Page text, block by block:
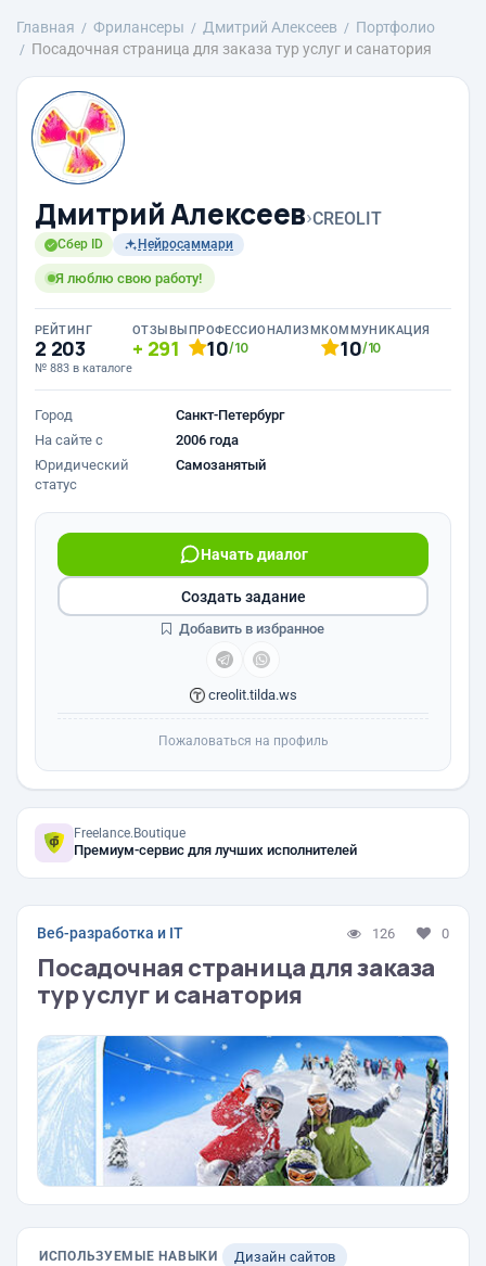
Главная Фрилансеры Дмитрий Алексеев
Портфолио
Посадочная страница для заказа тур услуг и санатория
Дмитрий Алексеев›CREOLIT
Сбер ID Нейросаммари
Я люблю свою работу!
РЕЙТИНГ
2 203
№ 883 в каталоге
ОТЗЫВЫ
291
ПРОФЕССИОНАЛИЗМ
10/10
КОММУНИКАЦИЯ
10/10
Город
Санкт-Петербург
На сайте с
2006 года
Юридический
статус
Самозанятый
Начать диалог
creolit.tilda.ws
Создать задание
Добавить в избранное
Пожаловаться на профиль
Freelance.Boutique
Премиум-сервис для лучших исполнителей
Веб-разработка и IT 126 0
Посадочная страница для заказа
тур услуг и санатория
ИСПОЛЬЗУЕМЫЕ НАВЫКИ Дизайн сайтов